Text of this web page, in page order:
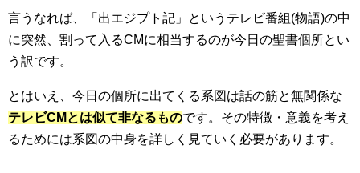
言うなれば、「出エジプト記」というテレビ番組(物語)の中
に突然、割って入るCMに相当するのが今日の聖書個所とい
う訳です。
とはいえ、今日の個所に出てくる系図は話の筋と無関係な
テレビCMとは似て非なるものです。その特徴・意義を考え
るためには系図の中身を詳しく見ていく必要があります。